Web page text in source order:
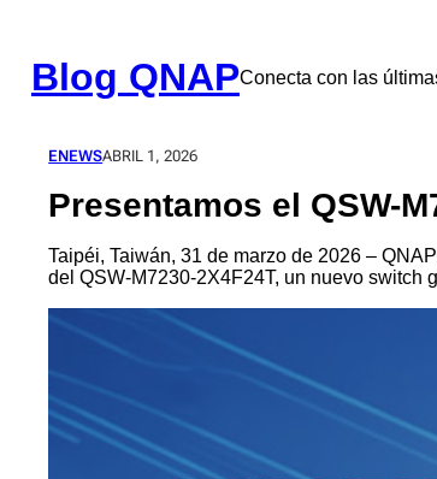
contenido
Blog QNAPConecta con las
ENEWSABRIL 1, 2026
Presentamos el QSW-
Taipéi, Taiwán, 31 de marzo de 2026 –
del QSW-M7230-2X4F24T, un nuevo switch